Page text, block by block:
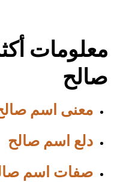
معلومات
صالح
معنى اسم
دلع اسم صالح
صفات اسم